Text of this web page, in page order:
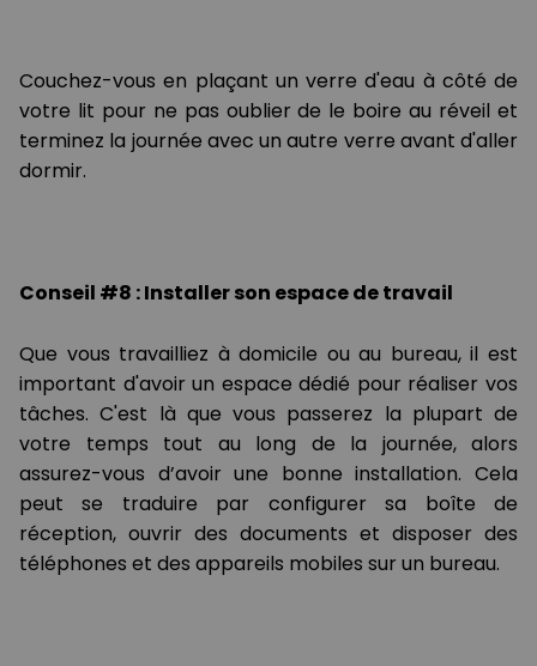
Couchez-vous en plaçant un verre d'eau à côté de
votre lit pour ne pas oublier de le boire au réveil et
terminez la journée avec un autre verre avant d'aller
dormir.
Conseil #8 : Installer son espace de travail
Que vous travailliez à domicile ou au bureau, il est
important d'avoir un espace dédié pour réaliser vos
tâches. C'est là que vous passerez la plupart de
votre temps tout au long de la journée, alors
assurez-vous d’avoir une bonne installation. Cela
peut se traduire par configurer sa boîte de
réception, ouvrir des documents et disposer des
téléphones et des appareils mobiles sur un bureau.